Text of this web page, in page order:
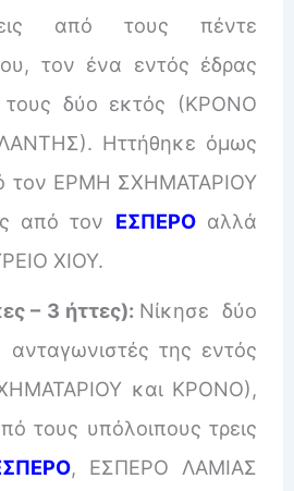
από τους πέντε
τον ένα εντός έδρας
δύο εκτός (ΚΡΟΝΟ
Ηττήθηκε όμως
τον ΕΡΜΗ ΣΧΗΜΑΤΑΡΙΟΥ
από τον ΕΣΠΕΡΟαλλά
ΧΙΟΥ.
– 3 ήττες): Νίκησε δύο
της εντός
και ΚΡΟΝΟ),
τους υπόλοιπους τρεις
, ΕΣΠΕΡΟ ΛΑΜΙΑΣ